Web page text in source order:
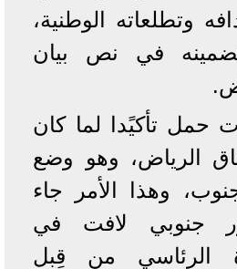
وتطلعاته الوطنية،
في نص بيان
حمل تأكيًدا لما كان
الرياض، وهو وضع
وهذا الأمر جاء
جنوبي لافت في
الرئاسي من قِبل